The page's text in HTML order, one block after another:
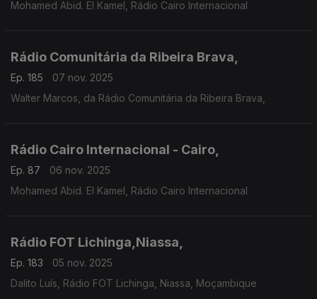
Mohamed Abid. El Kamel, Rádio Cairo Internacional
Rádio Comunitária da Ribeira Brava,
Ep. 185
07 nov. 2025
Walter Marcos, da Rádio Comunitária da Ribeira Brava,
Rádio Cairo Internacional - Cairo,
Ep. 87
06 nov. 2025
Mohamed Abid. El Kamel, Rádio Cairo Internacional
Rádio FOT Lichinga,Niassa,
Ep. 183
05 nov. 2025
Dalito Luís, Rádio FOT Lichinga, Niassa, Moçambique